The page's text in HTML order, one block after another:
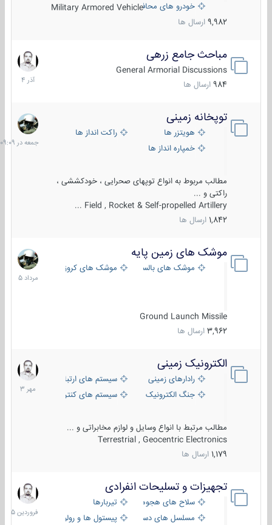
خودرو های محافظت شدهMilitary Armored Vehicle
9,982 ارسال ها
مباحث جامع زرهی
General Armorial Discussions
984 ارسال ها
7
آذر
1404
توپخانه زمینی
هویتزر ها
راکت انداز ها
خمپاره انداز ها
مطالب مربوط به انواع توپهای صحرایی ، خودکششی ،
راکتی و ...
Field , Rocket & Self-propelled Artillery ...
1,842 ارسال ها
جمعه
در
09:09
موشک های زمین پایه
موشک های بالستیک موشک های کروز
Ground Launch Missile
3,962 ارسال ها
2
مرداد
1405
الکترونیک زمینی
رادارهای زمینی
سیستم های ارتباطی و جمع آوری
جنگ الکترونیک
سیستم های کنترل آتش و تجهیزات
مطالب مرتبط با انواع وسایل و لوازم مخابراتی و ...
Terrestrial , Geocentric Electronics
1,179 ارسال ها
1
مهر
1403
تجهیزات و تسلیحات انفرادی
سلاح های هجومی
تیربارها
مسلسل های دستی
پیستول ها و رولورها
17
فروردین
1405